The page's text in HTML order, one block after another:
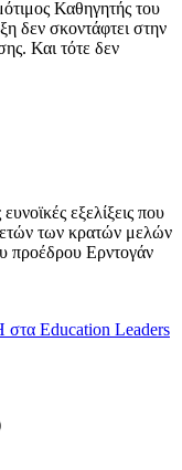
Καθηγητής του
δεν σκοντάφτει στην
Και τότε δεν
εξελίξεις που
των κρατών μελών
προέδρου Ερντογάν
Education Leaders